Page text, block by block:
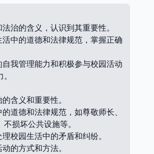
治的含义，认识到其重要性。
中的道德和法律规范，掌握正确
我管理能力和积极参与校园活动
含义和重要性。
道德和法律规范，如尊敬师长、
损坏公共设施等。
校园生活中的矛盾和纠纷。
的方式和方法。